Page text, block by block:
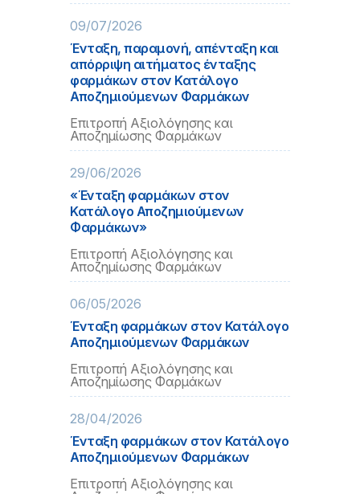
09/07/2026
Ένταξη, παραμονή, απένταξη και
απόρριψη αιτήματος ένταξης
φαρμάκων στον Κατάλογο
Αποζημιούμενων Φαρμάκων
Επιτροπή Αξιολόγησης και
Αποζημίωσης Φαρμάκων
29/06/2026
«Ένταξη φαρμάκων στον
Κατάλογο Αποζημιούμενων
Φαρμάκων»
Επιτροπή Αξιολόγησης και
Αποζημίωσης Φαρμάκων
06/05/2026
Ένταξη φαρμάκων στον Κατάλογο
Αποζημιούμενων Φαρμάκων
Επιτροπή Αξιολόγησης και
Αποζημίωσης Φαρμάκων
28/04/2026
Ένταξη φαρμάκων στον Κατάλογο
Αποζημιούμενων Φαρμάκων
Επιτροπή Αξιολόγησης και